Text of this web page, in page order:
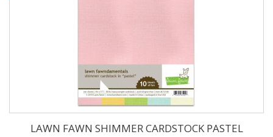
LAWN FAWN SHIMMER CARDSTOCK PASTEL